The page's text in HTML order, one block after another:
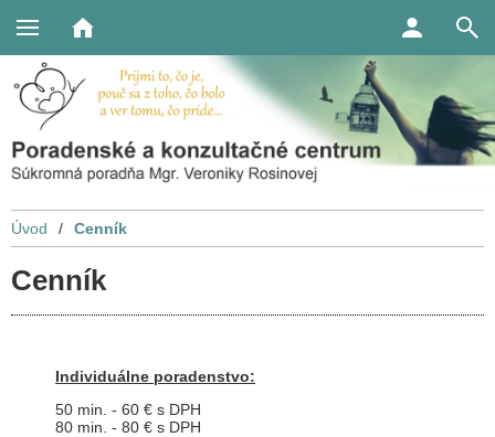
Úvod / Cenník
Cenník
Individuálne poradenstvo:
50 min. - 60 € s DPH
80 min. - 80 € s DPH